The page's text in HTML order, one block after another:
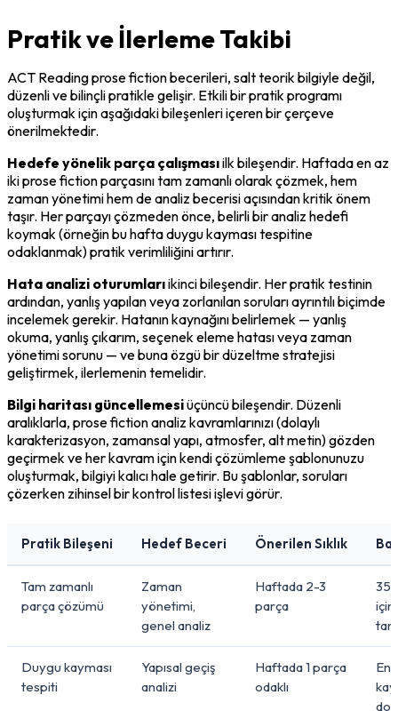
Pratik ve İlerleme Takibi
ACT Reading prose fiction becerileri, salt teorik bilgiyle değil,
düzenli ve bilinçli pratikle gelişir. Etkili bir pratik programı
oluşturmak için aşağıdaki bileşenleri içeren bir çerçeve
önerilmektedir.
Hedefe yönelik parça çalışması ilk bileşendir. Haftada en az
iki prose fiction parçasını tam zamanlı olarak çözmek, hem
zaman yönetimi hem de analiz becerisi açısından kritik önem
taşır. Her parçayı çözmeden önce, belirli bir analiz hedefi
koymak (örneğin bu hafta duygu kayması tespitine
odaklanmak) pratik verimliliğini artırır.
Hata analizi oturumları ikinci bileşendir. Her pratik testinin
ardından, yanlış yapılan veya zorlanılan soruları ayrıntılı biçimde
incelemek gerekir. Hatanın kaynağını belirlemek — yanlış
okuma, yanlış çıkarım, seçenek eleme hatası veya zaman
yönetimi sorunu — ve buna özgü bir düzeltme stratejisi
geliştirmek, ilerlemenin temelidir.
Bilgi haritası güncellemesi üçüncü bileşendir. Düzenli
aralıklarla, prose fiction analiz kavramlarınızı (dolaylı
karakterizasyon, zamansal yapı, atmosfer, alt metin) gözden
geçirmek ve her kavram için kendi çözümleme şablonunuzu
oluşturmak, bilgiyi kalıcı hale getirir. Bu şablonlar, soruları
çözerken zihinsel bir kontrol listesi işlevi görür.
Pratik Bileşeni Hedef Beceri Önerilen Sıklık
Tam zamanlı
parça çözümü
Zaman
yönetimi,
genel analiz
Haftada 2-3
parça
35
Duygu kayması
tespiti
Yapısal geçiş
analizi
Haftada 1 parça
odaklı
En